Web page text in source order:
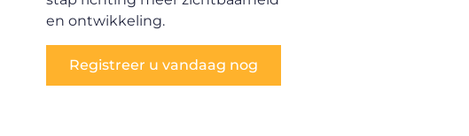
en ontwikkeling.
Registreer u vandaag nog